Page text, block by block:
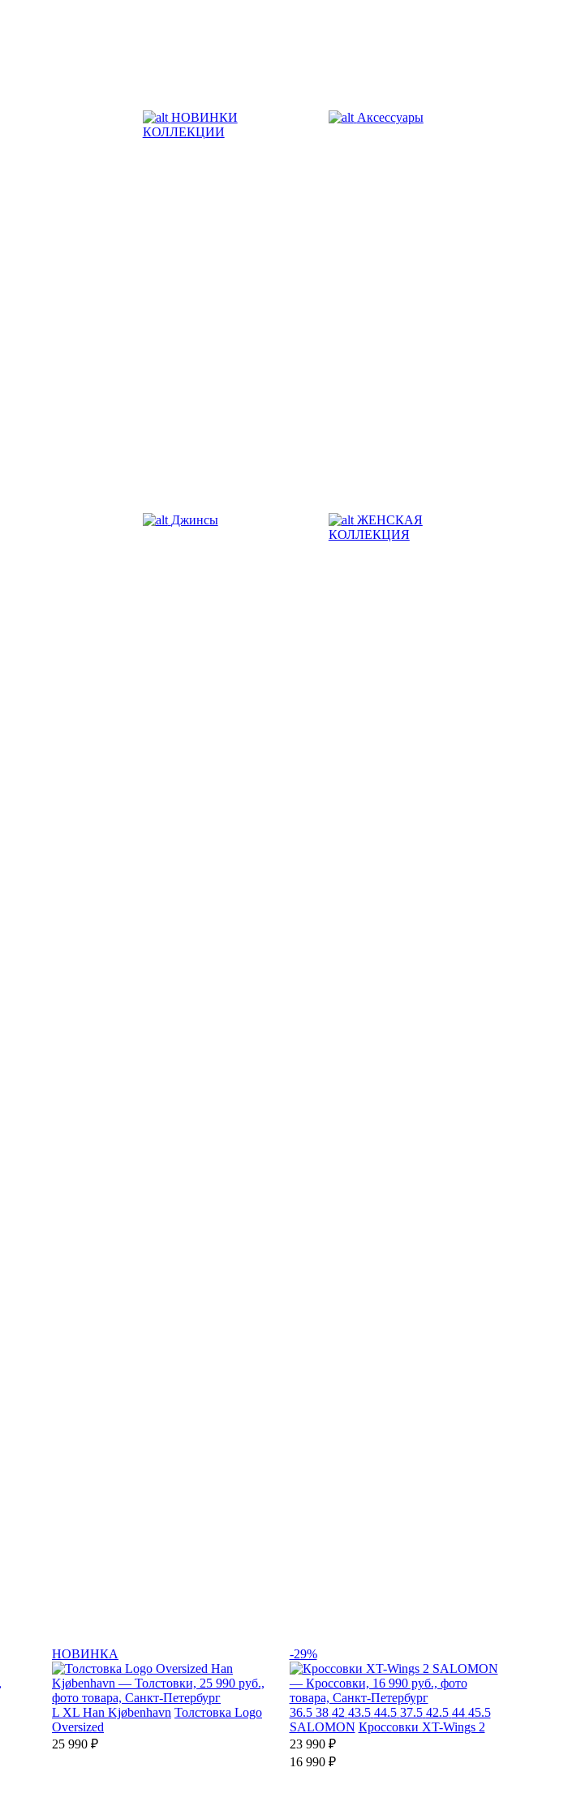
НОВИНКИ
КОЛЛЕКЦИИ
Аксессуары
Джинсы
ЖЕНСКАЯ
КОЛЛЕКЦИЯ
НОВИНКА
L XL Han Kjøbenhavn Толстовка Logo
Oversized
25 990 ₽
-29%
36.5 38 42 43.5 44.5 37.5 42.5 44 45.5
SALOMON Кроссовки XT-Wings 2
23 990 ₽
16 990 ₽